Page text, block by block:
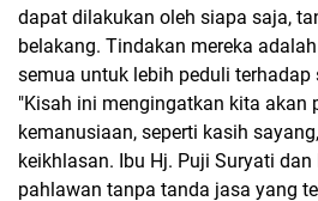
dapat dilakukan oleh siapa saja,
belakang. Tindakan mereka
semua untuk lebih peduli terhadap
"Kisah ini mengingatkan kita akan
kemanusiaan, seperti kasih
keikhlasan. Ibu Hj. Puji Suryati
pahlawan tanpa tanda jasa yang